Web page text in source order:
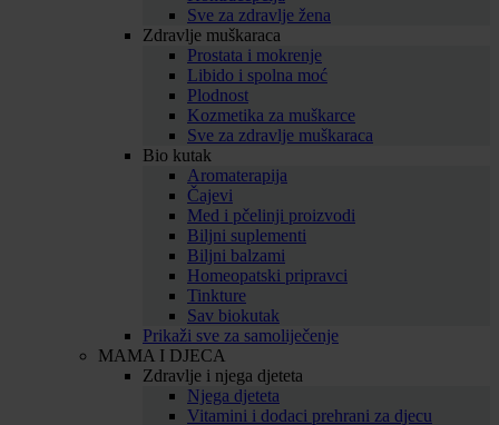
Sve za zdravlje žena
Zdravlje muškaraca
Prostata i mokrenje
Libido i spolna moć
Plodnost
Kozmetika za muškarce
Sve za zdravlje muškaraca
Bio kutak
Aromaterapija
Čajevi
Med i pčelinji proizvodi
Biljni suplementi
Biljni balzami
Homeopatski pripravci
Tinkture
Sav biokutak
Prikaži sve za samoliječenje
MAMA I DJECA
Zdravlje i njega djeteta
Njega djeteta
Vitamini i dodaci prehrani za djecu